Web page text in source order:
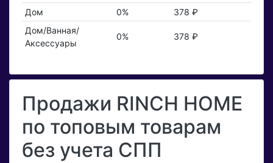
Дом 0%
378 ₽
Дом/Ванная/
Аксессуары
0% 378 ₽
Продажи RINCH HOME
по топовым товарам
без учета СПП